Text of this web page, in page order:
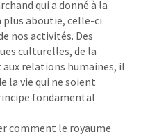
qui a donné à la
aboutie, celle-ci
nos activités. Des
culturelles, de la
relations humaines, il
la vie qui ne soient
fondamental
comment le royaume